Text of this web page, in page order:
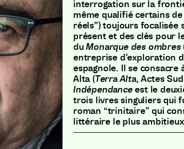
interrogation sur la
même qualifié certains
réels”)toujours focalisée
présent et des clés pour
duMonarque des ombres
entreprise d’exploration
espagnole. Il se consacre
Alta(Terra Alta, Actes Sud
Indépendanceest le
trois livres singuliers qui
roman “trinitaire” qui
littéraire le plus